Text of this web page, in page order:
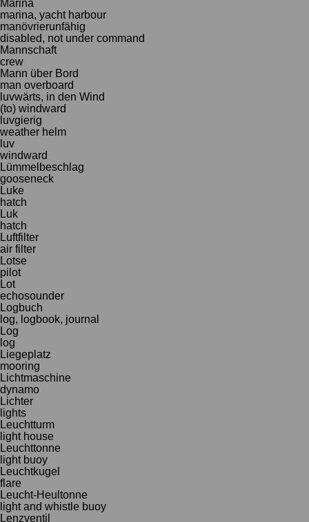
Marina
marina, yacht harbour
manövrierunfähig
disabled, not under command
Mannschaft
crew
Mann über Bord
man overboard
luvwärts, in den Wind
(to) windward
luvgierig
weather helm
luv
windward
Lümmelbeschlag
gooseneck
Luke
hatch
Luk
hatch
Luftfilter
air filter
Lotse
pilot
Lot
echosounder
Logbuch
log, logbook, journal
Log
log
Liegeplatz
mooring
Lichtmaschine
dynamo
Lichter
lights
Leuchtturm
light house
Leuchttonne
light buoy
Leuchtkugel
flare
Leucht-Heultonne
light and whistle buoy
Lenzventil